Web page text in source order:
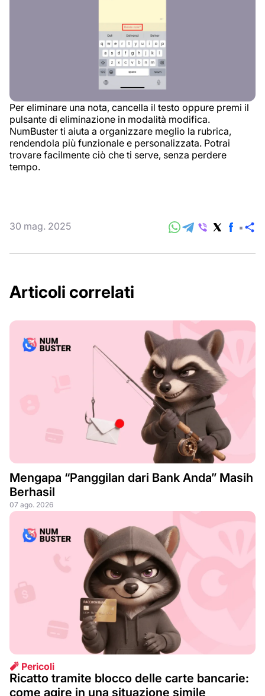
Per eliminare una nota, cancella il testo oppure premi il
pulsante di eliminazione in modalità modifica.
NumBuster ti aiuta a organizzare meglio la rubrica,
rendendola più funzionale e personalizzata. Potrai
trovare facilmente ciò che ti serve, senza perdere
tempo.
30 mag. 2025
Articoli correlati
Mengapa “Panggilan dari Bank Anda” Masih
Berhasil
07 ago. 2026
🧨 Pericoli
Ricatto tramite blocco delle carte bancarie:
come agire in una situazione simile